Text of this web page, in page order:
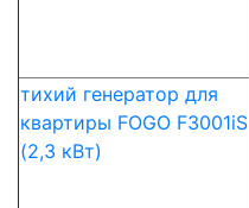
тихий генератор для
квартиры FOGO F3001iS
(2,3 кВт)